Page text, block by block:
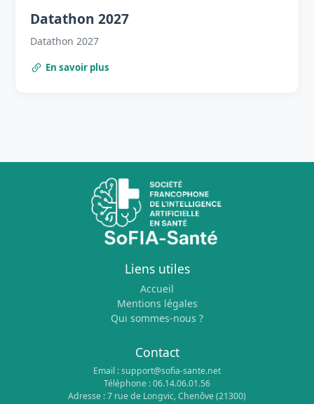
Datathon 2027
Datathon 2027
En savoir plus
Liens utiles
Accueil
Mentions légales
Qui sommes-nous ?
Contact
Email : support@sofia-sante.net
Téléphone : 06.14.06.01.56
Adresse : 7 rue de Longvic, Chenôve (21300)